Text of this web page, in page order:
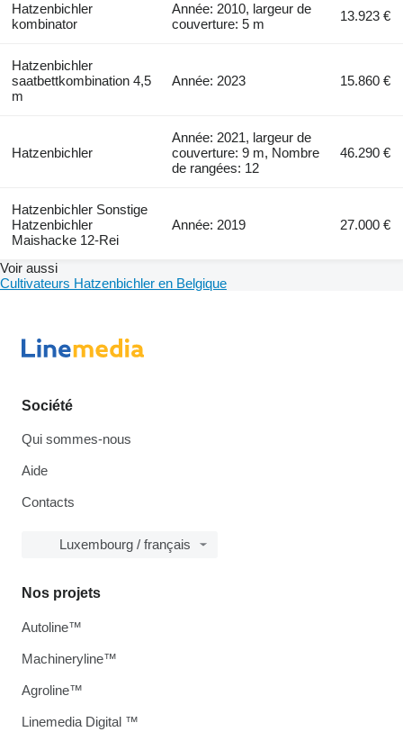
Hatzenbichler
kombinator
Année: 2010, largeur de
couverture: 5 m
13.923 €
Hatzenbichler
saatbettkombination 4,5
m
Année: 2023 15.860 €
Hatzenbichler
Année: 2021, largeur de
couverture: 9 m, Nombre
de rangées: 12
46.290 €
Hatzenbichler Sonstige
Hatzenbichler
Maishacke 12-Rei
Année: 2019 27.000 €
Voir aussi
Cultivateurs Hatzenbichler en Belgique
Société
Qui sommes-nous
Aide
Contacts
Luxembourg / français
Nos projets
Autoline™
Machineryline™
Agroline™
Linemedia Digital ™